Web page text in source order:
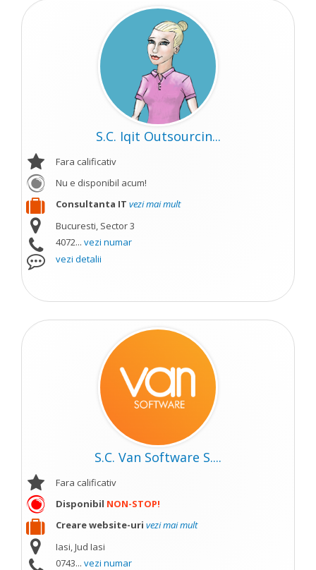
S.C. Iqit Outsourcin...
Fara calificativ
Nu e disponibil acum!
Consultanta IT vezi mai mult
Bucuresti, Sector 3
4072... vezi numar
vezi detalii
S.C. Van Software S....
Fara calificativ
Disponibil NON-STOP!
Creare website-uri vezi mai mult
Iasi, Jud Iasi
0743... vezi numar